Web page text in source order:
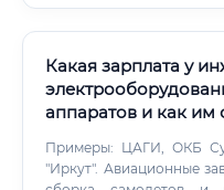
Какая зарплата у
аппаратов и как им
Примеры: ЦАГИ, ОКБ
"Иркут". Авиационные